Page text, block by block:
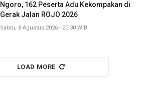
Ngoro, 162 Peserta Adu Kekompakan di
Gerak Jalan ROJO 2026
Sabtu, 8 Agustus 2026 - 20:30 WIB
LOAD MORE